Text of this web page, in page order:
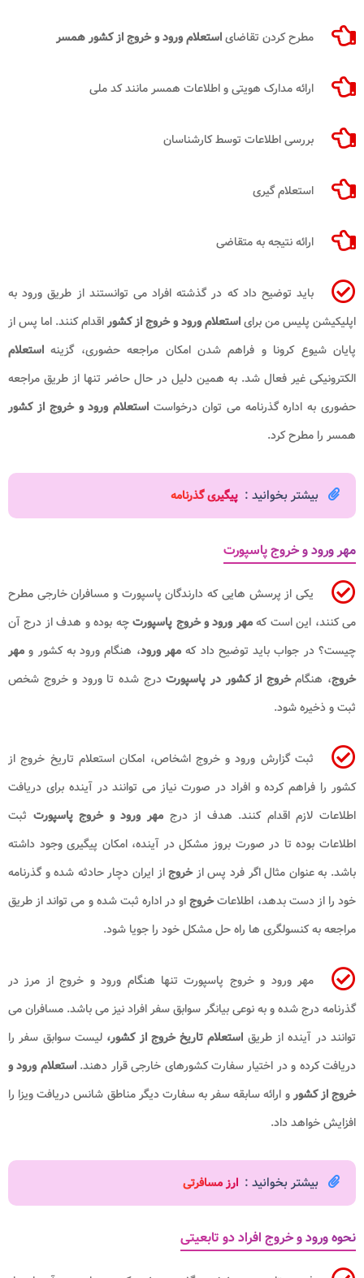
مطرح کردن تقاضایاستعلام ورود و خروج از کشور همسر
ارائه مدارک هویتی و اطلاعات همسر مانند کد ملی
بررسی اطلاعات توسط کارشناسان
استعلام گیری
ارائه نتیجه به متقاضی
باید توضیح داد که در گذشته افراد می توانستند از طریق ورود به
اپلیکیشن پلیس من برایاستعلام ورود و خروج از کشوراقدام کنند. اما پس از
پایان شیوع کرونا و فراهم شدن امکان مراجعه حضوری، گزینه استعلام
الکترونیکی غیر فعال شد. به همین دلیل در حال حاضر تنها از طریق مراجعه
حضوری به اداره گذرنامه می توان درخواست استعلام ورود و خروج از کشور
همسر را مطرح کرد.
بیشتر بخوانید : پیگیری گذرنامه
مهر ورود و خروج پاسپورت
یکی از پرسش هایی که دارندگان پاسپورت و مسافران خارجی مطرح
می کنند، این است کهمهر ورود و خروج پاسپورتچه بوده و هدف از درج آن
چیست؟ در جواب باید توضیح داد که مهر ورود، هنگام ورود به کشور و مهر
خروج، هنگامخروج از کشور در پاسپورتدرج شده تا ورود و خروج شخص
ثبت و ذخیره شود.
ثبت گزارش ورود و خروج اشخاص، امکان استعلام تاریخ خروج از
کشور را فراهم کرده و افراد در صورت نیاز می توانند در آینده برای دریافت
اطلاعات لازم اقدام کنند. هدف از درجمهر ورود و خروج پاسپورت ثبت
اطلاعات بوده تا در صورت بروز مشکل در آینده، امکان پیگیری وجود داشته
باشد. به عنوان مثال اگر فرد پس ازخروجاز ایران دچار حادثه شده و گذرنامه
خود را از دست بدهد، اطلاعاتخروجاو در اداره ثبت شده و می تواند از طریق
مراجعه به کنسولگری ها راه حل مشکل خود را جویا شود.
مهر ورود و خروج پاسپورت تنها هنگام ورود و خروج از مرز در
گذرنامه درج شده و به نوعی بیانگر سوابق سفر افراد نیز می باشد. مسافران می
توانند در آینده از طریق استعلام تاریخ خروج از کشور، لیست سوابق سفر را
دریافت کرده و در اختیار سفارت کشورهای خارجی قرار دهند.استعلام ورود و
خروج از کشورو ارائه سابقه سفر به سفارت دیگر مناطق شانس دریافت ویزا را
افزایش خواهد داد.
بیشتر بخوانید : ارز مسافرتی
نحوه ورود و خروج افراد دو تابعیتی